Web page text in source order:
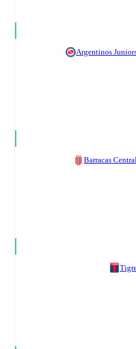
Argentinos
Barracas